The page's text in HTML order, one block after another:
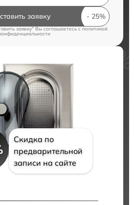
заявку
заявку" Вы соглашаетесь cполитикой
Скидка по
предварительной
записи на сайте